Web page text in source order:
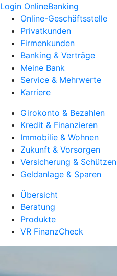
Login OnlineBanking
Online-Geschäftsstelle
Privatkunden
Firmenkunden
Banking & Verträge
Meine Bank
Service & Mehrwerte
Karriere
Girokonto & Bezahlen
Kredit & Finanzieren
Immobilie & Wohnen
Zukunft & Vorsorgen
Versicherung & Schützen
Geldanlage & Sparen
Übersicht
Beratung
Produkte
VR FinanzCheck